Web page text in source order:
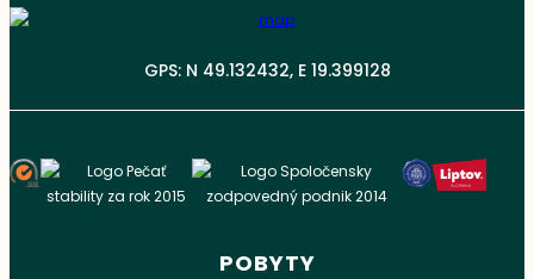
GPS: N 49.132432, E 19.399128
POBYTY